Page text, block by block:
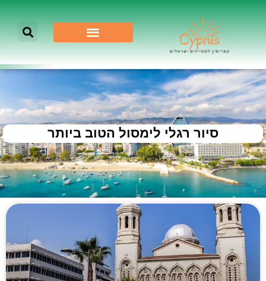
סיור רגלי לימסול הטוב ביותר